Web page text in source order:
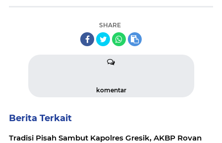
SHARE
komentar
Berita Terkait
Tradisi Pisah Sambut Kapolres Gresik, AKBP Rovan